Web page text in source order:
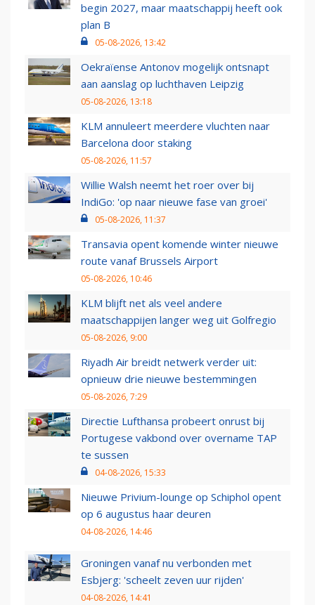
begin 2027, maar maatschappij heeft ook
plan B
05-08-2026, 13:42
Oekraïense Antonov mogelijk ontsnapt
aan aanslag op luchthaven Leipzig
05-08-2026, 13:18
KLM annuleert meerdere vluchten naar
Barcelona door staking
05-08-2026, 11:57
Willie Walsh neemt het roer over bij
IndiGo: 'op naar nieuwe fase van groei'
05-08-2026, 11:37
Transavia opent komende winter nieuwe
route vanaf Brussels Airport
05-08-2026, 10:46
KLM blijft net als veel andere
maatschappijen langer weg uit Golfregio
05-08-2026, 9:00
Riyadh Air breidt netwerk verder uit:
opnieuw drie nieuwe bestemmingen
05-08-2026, 7:29
Directie Lufthansa probeert onrust bij
Portugese vakbond over overname TAP
te sussen
04-08-2026, 15:33
Nieuwe Privium-lounge op Schiphol opent
op 6 augustus haar deuren
04-08-2026, 14:46
Groningen vanaf nu verbonden met
Esbjerg: 'scheelt zeven uur rijden'
04-08-2026, 14:41